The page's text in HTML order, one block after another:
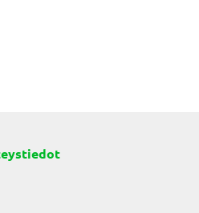
Simppu on Korppoon torin sydän!